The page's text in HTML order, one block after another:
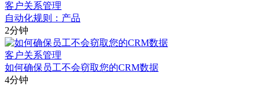
客户关系管理
自动化规则：产品
2分钟
客户关系管理
如何确保员工不会窃取您的CRM数据
4分钟